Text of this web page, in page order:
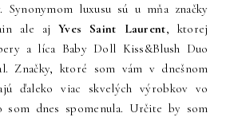
Synonymom luxusu sú u mňa značky
ale ajYves Saint Laurent, ktorej
a líca Baby Doll Kiss&Blush Duo
Značky, ktoré som vám v dnešnom
ďaleko viac skvelých výrobkov vo
dnes spomenula. Určite by som